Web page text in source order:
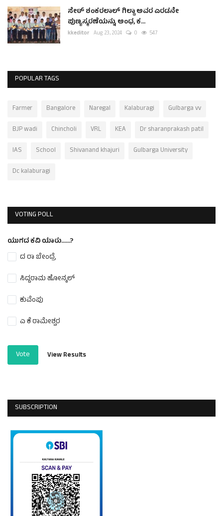
ಸೇಠ್ ಶಂಕರಲಾಲ್ ಗಿಲ್ಡಾ ಅವರ ಎರಡನೇ
ಪುಣ್ಯಸ್ಮರಣೆಯನ್ನು ಅಂಧ, ಕ...
kkeditor Aug 23, 2024 0 547
POPULAR TAGS
Farmer Bangalore Naregal Kalaburagi
Gulbarga vv
BJP wadi
Chincholi VRL KEA
Dr sharanprakash patil
IAS
School Shivanand khajuri
Gulbarga University
Dc kalaburagi
VOTING POLL
ಯುಗದ ಕವಿ ಯಾರು......?
ದ ರಾ ಬೇಂದ್ರೆ
ಸಿದ್ದರಾಮ ಹೋನ್ಕಲ್
ಕುವೆಂಪು
ಎ ಕೆ ರಾಮೇಶ್ವರ
Vote View Results
SUBSCRIPTION